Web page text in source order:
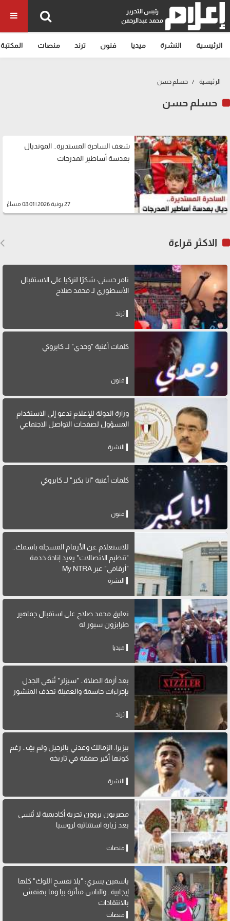
رئيس التحرير
محمد عبدالرحمن
الرئيسية النشرة ميديا فنون ترند منصات المكتبة
الرئيسية حسلم حسن
حسلم حسن
شغف الساحرة المستديرة.. المونديال
بعدسة أساطير المدرجات
27 يونية 2026 | 08:01 مساءً
الاكثر قراءة
تامر حسني: شكرًا لتركيا على الاستقبال
الأسطوري لـ محمد صلاح
ترند
كلمات أغنية "وحدي" لــ كايروكي
فنون
وزارة الدولة للإعلام تدعو إلى الاستخدام
المسؤول لصفحات التواصل الاجتماعي
النشرة
كلمات أغنية "انا بكبر" لــ كايروكي
فنون
للاستعلام عن الأرقام المسجلة باسمك..
"تنظيم الاتصالات" يعيد إتاحة خدمة
"أرقامي" عبر My NTRA
النشرة
تعليق محمد صلاح على استقبال جماهير
طرابزون سبور له
ميديا
بعد أزمة الصلاة.. "سيزلر" تُنهي الجدل
بإجراءات حاسمة والعميلة تحذف المنشور
ترند
بيزيرا: الزمالك وعدني بالرحيل ولم يفِ.. رغم
كونها أكبر صفقة في تاريخه
النشرة
مصريون يروون تجربة أكاديمية لا تُنسى
بعد زيارة استثنائية لروسيا
منصات
ياسمين يسري: "يلا نفسح اللوك" كلها
إيجابية.. والناس متأثرة بيا وما بهتمش
بالانتقادات
منصات